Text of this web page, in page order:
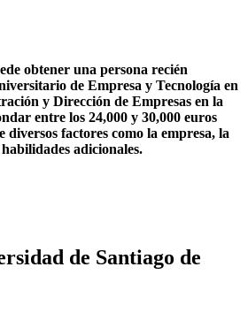
obtener una persona recién
de Empresa y Tecnología en
y Dirección de Empresas en la
entre los 24,000 y 30,000 euros
diversos factores como la empresa, la
adicionales.
de Santiago de